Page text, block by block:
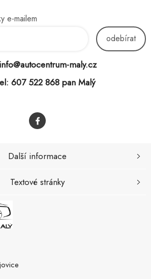
e-mailem
odebírat
info@autocentrum-maly.cz
607 522 868 pan Malý
Další informace
Textové stránky